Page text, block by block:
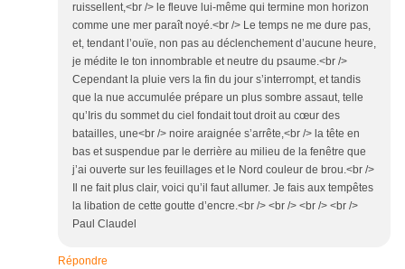
ruissellent,<br /> le fleuve lui-même qui termine mon horizon
comme une mer paraît noyé.<br /> Le temps ne me dure pas,
et, tendant l’ouïe, non pas au déclenchement d’aucune heure,
je médite le ton innombrable et neutre du psaume.<br />
Cependant la pluie vers la fin du jour s’interrompt, et tandis
que la nue accumulée prépare un plus sombre assaut, telle
qu’Iris du sommet du ciel fondait tout droit au cœur des
batailles, une<br /> noire araignée s’arrête,<br /> la tête en
bas et suspendue par le derrière au milieu de la fenêtre que
j’ai ouverte sur les feuillages et le Nord couleur de brou.<br />
Il ne fait plus clair, voici qu’il faut allumer. Je fais aux tempêtes
la libation de cette goutte d’encre.<br /> <br /> <br /> <br />
Paul Claudel
Répondre